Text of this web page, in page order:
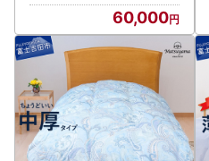
60,000